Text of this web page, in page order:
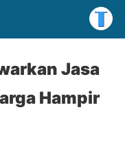
Jasa
Hampir